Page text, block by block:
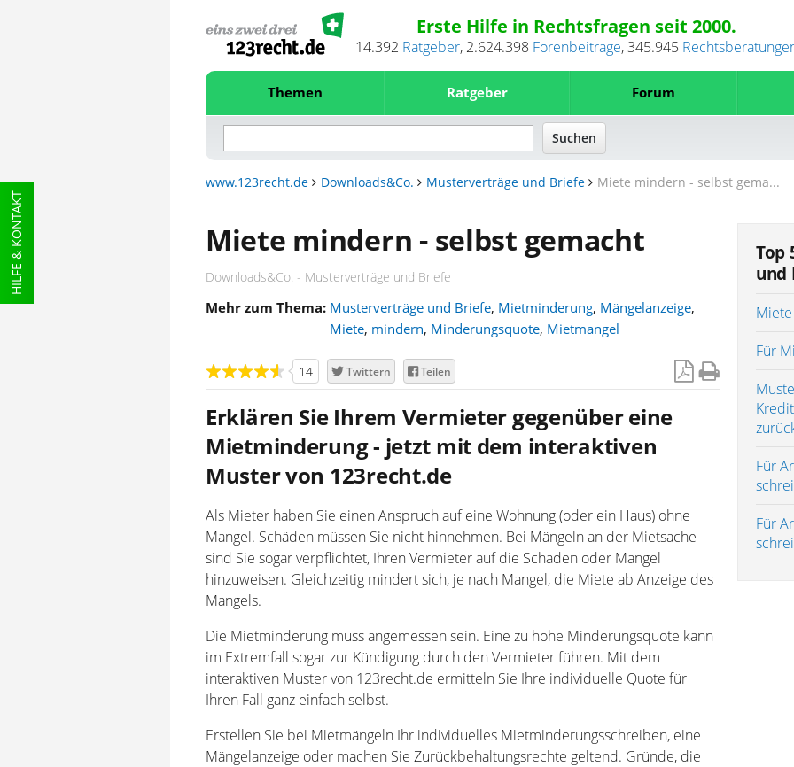
HILFE & KONTAKT
Erste Hilfe in Rechtsfragen seit 2000.
14.392 Ratgeber, 2.624.398 Forenbeiträge,345.945
Themen Ratgeber Forum
www.123recht.de Downloads&Co. Musterverträge und Briefe Miete mindern - selbst gema...
Miete mindern - selbst gemacht
Downloads&Co. - Musterverträge und Briefe
Mehr zum Thema: Musterverträge und Briefe, Mietminderung, Mängelanzeige,
Miete, mindern, Minderungsquote, Mietmangel
14 Twittern Teilen
Erklären Sie Ihrem Vermieter gegenüber eine
Mietminderung - jetzt mit dem interaktiven
Muster von 123recht.de
Als Mieter haben Sie einen Anspruch auf eine Wohnung (oder ein Haus) ohne
Mangel. Schäden müssen Sie nicht hinnehmen. Bei Mängeln an der Mietsache
sind Sie sogar verpflichtet, Ihren Vermieter auf die Schäden oder Mängel
hinzuweisen. Gleichzeitig mindert sich, je nach Mangel, die Miete ab Anzeige des
Mangels.
Die Mietminderung muss angemessen sein. Eine zu hohe Minderungsquote kann
im Extremfall sogar zur Kündigung durch den Vermieter führen. Mit dem
interaktiven Muster von 123recht.de ermitteln Sie Ihre individuelle Quote für
Ihren Fall ganz einfach selbst.
Erstellen Sie bei Mietmängeln Ihr individuelles Mietminderungsschreiben, eine
Mängelanzeige oder machen Sie Zurückbehaltungsrechte geltend. Gründe, die
Top
und
Für
Für
Für